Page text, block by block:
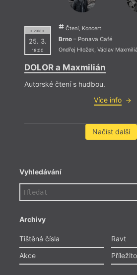
= 2018 =
25. 3.
18:00
Čtení, Koncert
Brno– Ponava Café
Ondřej Hložek Václav
DOLOR a Maxmilián
Autorské čtení s hudbou.
Více info
Načíst další
Vyhledávání
Archivy
Tištěná čísla
Ravt
Akce